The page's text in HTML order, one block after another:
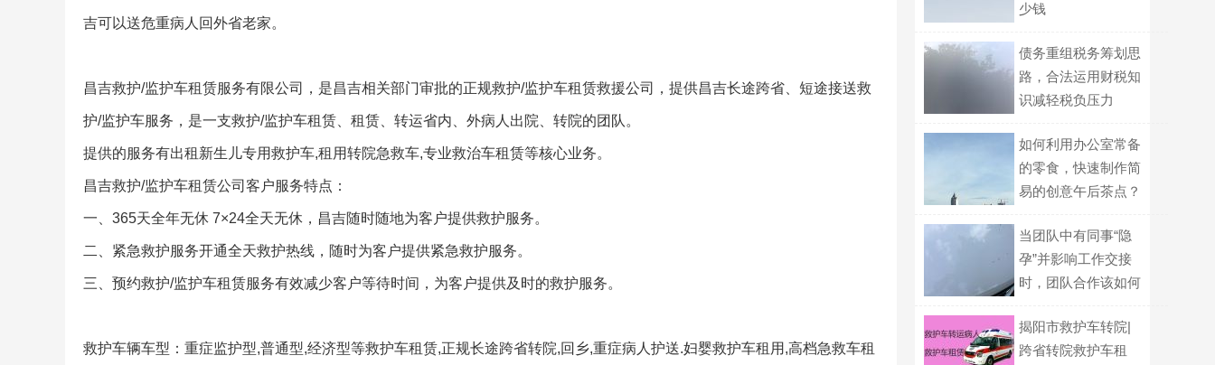
吉可以送危重病人回外省老家。
昌吉救护/监护车租赁服务有限公司，是昌吉相关部门审批的正规救护/监护车租赁救援公司，提供昌吉长途跨省、短途接送救
护/监护车服务，是一支救护/监护车租赁、租赁、转运省内、外病人出院、转院的团队。
提供的服务有出租新生儿专用救护车,租用转院急救车,专业救治车租赁等核心业务。
昌吉救护/监护车租赁公司客户服务特点：
一、365天全年无休 7×24全天无休，昌吉随时随地为客户提供救护服务。
二、紧急救护服务开通全天救护热线，随时为客户提供紧急救护服务。
三、预约救护/监护车租赁服务有效减少客户等待时间，为客户提供及时的救护服务。
救护车辆车型：重症监护型,普通型,经济型等救护车租赁,正规长途跨省转院,回乡,重症病人护送.妇婴救护车租用,高档急救车租
少钱
债务重组税务筹划思
路，合法运用财税知
识减轻税负压力
如何利用办公室常备
的零食，快速制作简
易的创意午后茶点？
当团队中有同事“隐
孕”并影响工作交接
时，团队合作该如何
揭阳市救护车转院|
跨省转院救护车租